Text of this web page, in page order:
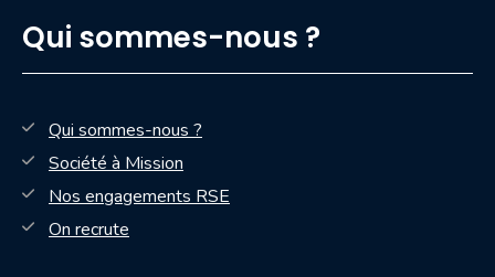
Qui sommes-nous ?
Qui sommes-nous ?
Société à Mission
Nos engagements RSE
On recrute